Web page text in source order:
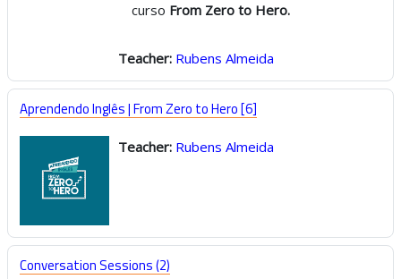
curso From Zero to Hero.
Teacher: Rubens Almeida
Aprendendo Inglês | From Zero to Hero [6]
Teacher: Rubens Almeida
Conversation Sessions (2)